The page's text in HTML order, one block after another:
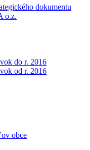
dokumentu
o.z.
do r. 2016
od r. 2016
obce